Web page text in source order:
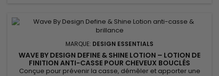
MARQUE: DESIGN ESSENTIALS
WAVE BY DESIGN DEFINE & SHINE LOTION – LOTION DE
FINITION ANTI-CASSE POUR CHEVEUX BOUCLÉS
Conçue pour prévenir la casse, démêler et apporter une